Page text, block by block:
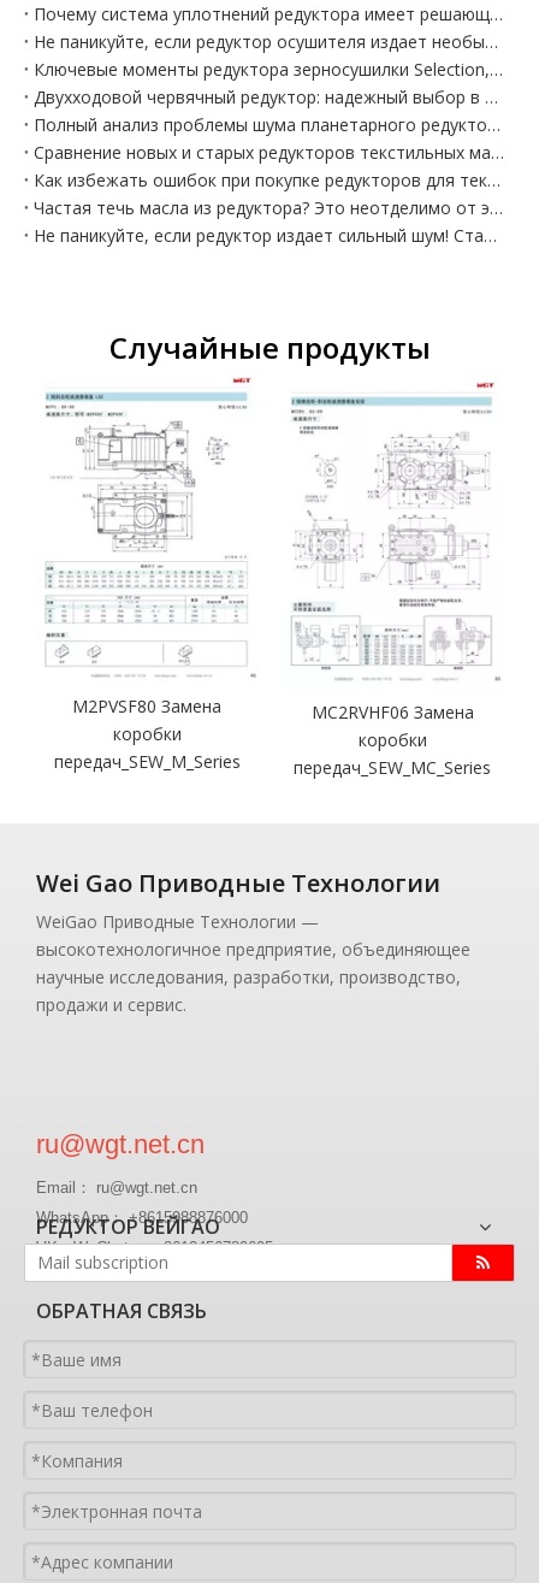
Почему система уплотнений редуктора имеет решающее значение? Напрямую влияет на точность и срок службы оборудования
Не паникуйте, если редуктор осушителя издает необычный шум! Точное определение типа неисправности + быстрый ремонт
Ключевые моменты редуктора зерносушилки Selection, адаптированного к пыльным условиям работы и более прочного
Двухходовой червячный редуктор: надежный выбор в области прецизионных передач.
Полный анализ проблемы шума планетарного редуктора: определите неисправность по звуку, эффективно выявите и устраните неисправность.
Сравнение новых и старых редукторов текстильных машин! Почему растет количество отказов старого оборудования?
Как избежать ошибок при покупке редукторов для текстильных машин! Критерии выбора, понятные каждому знающему человеку
Частая течь масла из редуктора? Это неотделимо от этих четырех основных причин, симптоматического устранения и полного излечения одновременно.
Не паникуйте, если редуктор издает сильный шум! Старый слесарь научит вас 4 шагам «определить местоположение по звуку», чтобы быстро найти неисправную деталь.
Случайные продукты
M2PVSF80 Замена
коробки
передач_SEW_M_Series
MC2RVHF06 Замена
коробки
передач_SEW_MC_Series
Wei Gao Приводные Технологии
WeiGao Приводные Технологии —
высокотехнологичное предприятие, объединяющее
научные исследования, разработки, производство,
продажи и сервис.
ru@wgt.net.cn
Email： ru@wgt.net.cn
WhatsApp： +8615988876000
VK、WeChat ： +8613456789605
РЕДУКТОР ВЕЙГАО
ОБРАТНАЯ СВЯЗЬ